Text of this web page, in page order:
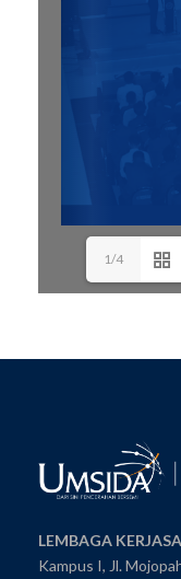
1/4
LEMBAGA
Kampus I, Jl.